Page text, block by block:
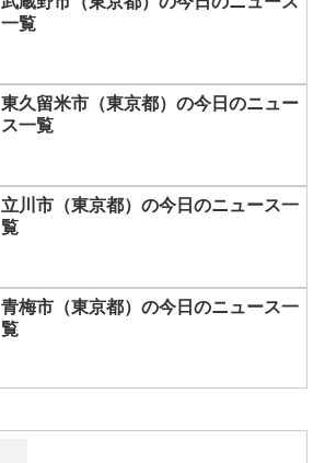
一覧
東久留米市（東京都）の今日のニュー
ス一覧
立川市（東京都）の今日のニュース一
覧
青梅市（東京都）の今日のニュース一
覧